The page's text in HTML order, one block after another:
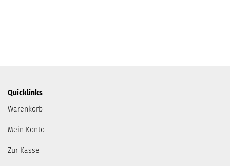
Quicklinks
Warenkorb
Mein Konto
Zur Kasse